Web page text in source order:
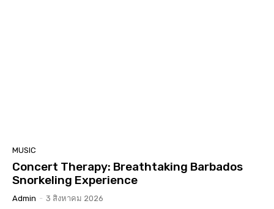
MUSIC
Concert Therapy: Breathtaking Barbados
Snorkeling Experience
Admin - 3 สิงหาคม 2026